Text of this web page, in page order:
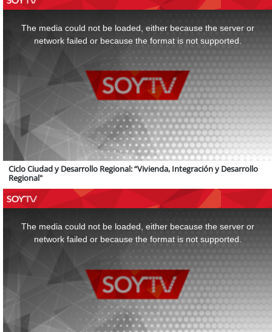
The media could not be loaded, either because the server or
network failed or because the format is not supported.
Ciclo Ciudad y Desarrollo Regional: “Vivienda, Integración y Desarrollo
Regional"
The media could not be loaded, either because the server or
network failed or because the format is not supported.